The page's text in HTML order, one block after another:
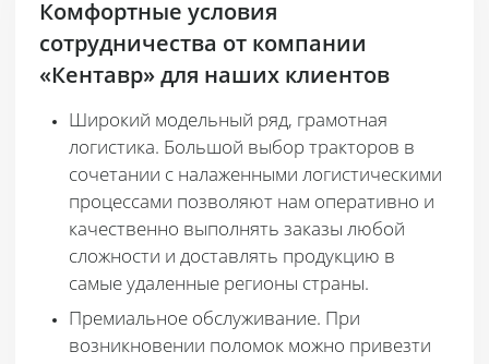
Комфортные условия
сотрудничества от компании
«Кентавр» для наших клиентов
Широкий модельный ряд, грамотная
логистика. Большой выбор тракторов в
сочетании с налаженными логистическими
процессами позволяют нам оперативно и
качественно выполнять заказы любой
сложности и доставлять продукцию в
самые удаленные регионы страны.
Премиальное обслуживание. При
возникновении поломок можно привезти